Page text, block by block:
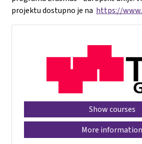
projektu dostupno je na https://
Show courses
More information